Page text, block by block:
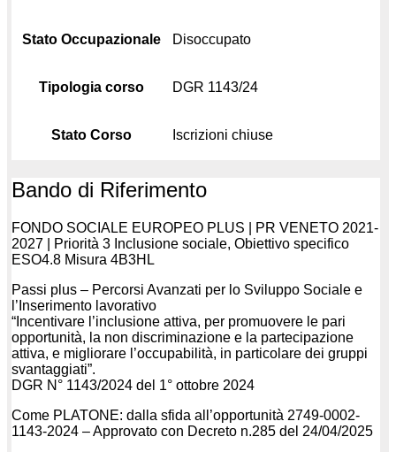
Stato Occupazionale Disoccupato
Tipologia corso DGR 1143/24
Stato Corso Iscrizioni chiuse
Bando di Riferimento
FONDO SOCIALE EUROPEO PLUS | PR VENETO 2021-
2027 | Priorità 3 Inclusione sociale, Obiettivo specifico
ESO4.8 Misura 4B3HL
Passi plus – Percorsi Avanzati per lo Sviluppo Sociale e
l’Inserimento lavorativo
“Incentivare l’inclusione attiva, per promuovere le pari
opportunità, la non discriminazione e la partecipazione
attiva, e migliorare l’occupabilità, in particolare dei gruppi
svantaggiati”.
DGR N° 1143/2024 del 1° ottobre 2024
Come PLATONE: dalla sfida all’opportunità 2749-0002-
1143-2024 – Approvato con Decreto n.285 del 24/04/2025